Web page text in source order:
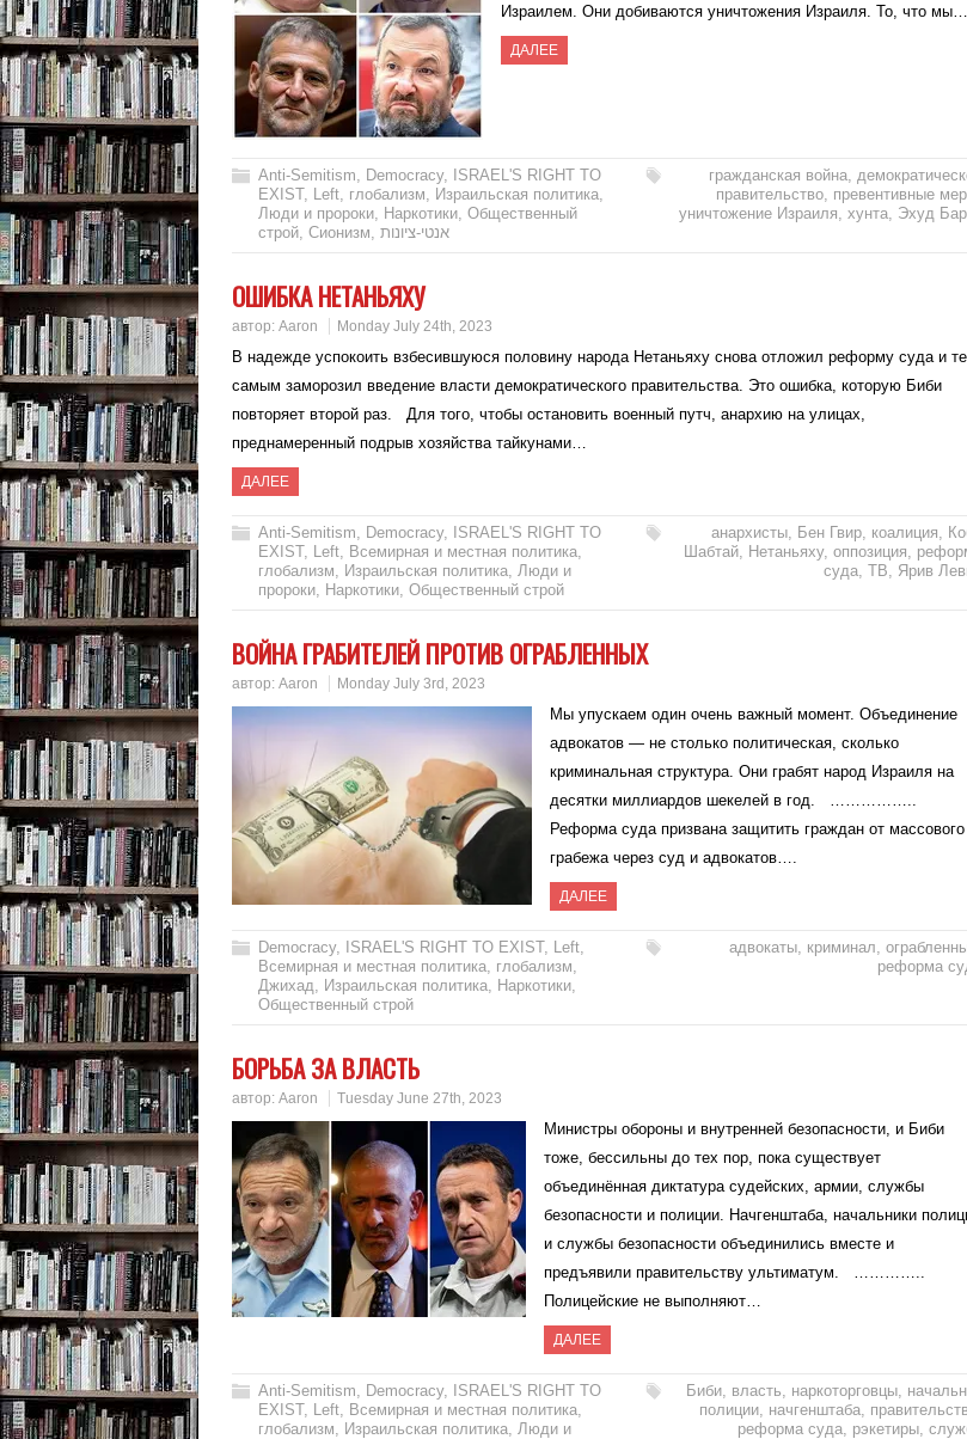
Израилем. Они добиваются уничтожения Израиля. То, что мы…
ДАЛЕЕ
Anti-Semitism Democracy,
ISRAEL'S RIGHT TO
EXIST, Left глобализм Израильская политика
Люди и пророки
Наркотики Общественный
строй Сионизм אנטי-ציונות
гражданская война,
правительство, превентивные
уничтожение Израиля хунта, Эхуд
ОШИБКА НЕТАНЬЯХУ
автор: Aaron Monday July 24th, 2023
В надежде успокоить взбесившуюся половину народа Нетаньяху снова отложил реформу суда и
самым заморозил введение власти демократического правительства. Это ошибка, которую Биби
повторяет второй раз. Для того, чтобы остановить военный путч, анархию на улицах,
преднамеренный подрыв хозяйства тайкунами…
ДАЛЕЕ
Anti-Semitism Democracy,
ISRAEL'S RIGHT TO
EXIST, Left Всемирная и местная политика
глобализм
Израильская политика Люди и
пророки
Наркотики Общественный строй
анархисты, Бен Гвир, коалиция
Шабтай, Нетаньяху, оппозиция
суда, ТВ Ярив
ВОЙНА ГРАБИТЕЛЕЙ ПРОТИВ ОГРАБЛЕННЫХ
автор: Aaron Monday July 3rd, 2023
Мы упускаем один очень важный момент. Объединение
адвокатов — не столько политическая, сколько
криминальная структура. Они грабят народ Израиля на
десятки миллиардов шекелей в год. ……………..
Реформа суда призвана защитить граждан от массового
грабежа через суд и адвокатов….
ДАЛЕЕ
Democracy, ISRAEL'S RIGHT TO EXIST, Left
Всемирная и местная политика глобализм
Джихад
Израильская политика Наркотики
Общественный строй
адвокаты, криминал
реформа
БОРЬБА ЗА ВЛАСТЬ
автор: Aaron Tuesday June 27th, 2023
Министры обороны и внутренней безопасности, и Биби
тоже, бессильны до тех пор, пока существует
объединённая диктатура судейских, армии, службы
безопасности и полиции. Начгенштаба, начальники
и службы безопасности объединились вместе и
предъявили правительству ультиматум. …………..
Полицейские не выполняют…
ДАЛЕЕ
Anti-Semitism Democracy,
ISRAEL'S RIGHT TO
EXIST, Left Всемирная и местная политика
глобализм
Израильская политика Люди и
Биби, власть наркоторговцы,
полиции, начгенштаба,
реформа суда, рэкетиры,